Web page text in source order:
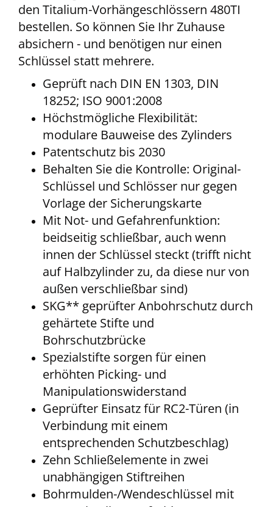
den Titalium-Vorhängeschlössern 480TI
bestellen. So können Sie Ihr Zuhause
absichern - und benötigen nur einen
Schlüssel statt mehrere.
Geprüft nach DIN EN 1303, DIN
18252; ISO 9001:2008
Höchstmögliche Flexibilität:
modulare Bauweise des Zylinders
Patentschutz bis 2030
Behalten Sie die Kontrolle: Original-
Schlüssel und Schlösser nur gegen
Vorlage der Sicherungskarte
Mit Not- und Gefahrenfunktion:
beidseitig schließbar, auch wenn
innen der Schlüssel steckt (trifft nicht
auf Halbzylinder zu, da diese nur von
außen verschließbar sind)
SKG** geprüfter Anbohrschutz durch
gehärtete Stifte und
Bohrschutzbrücke
Spezialstifte sorgen für einen
erhöhten Picking- und
Manipulationswiderstand
Geprüfter Einsatz für RC2-Türen (in
Verbindung mit einem
entsprechenden Schutzbeschlag)
Zehn Schließelemente in zwei
unabhängigen Stiftreihen
Bohrmulden-/Wendeschlüssel mit